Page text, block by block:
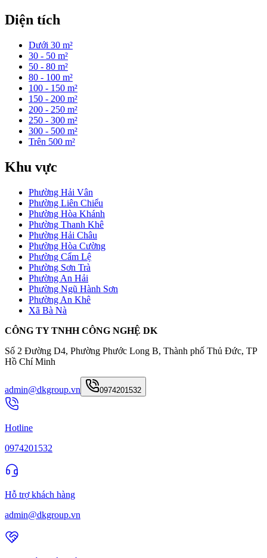
Diện tích
Dưới 30 m²
30 - 50 m²
50 - 80 m²
80 - 100 m²
100 - 150 m²
150 - 200 m²
200 - 250 m²
250 - 300 m²
300 - 500 m²
Trên 500 m²
Khu vực
Phường Hải Vân
Phường Liên Chiểu
Phường Hòa Khánh
Phường Thanh Khê
Phường Hải Châu
Phường Hòa Cường
Phường Cẩm Lệ
Phường Sơn Trà
Phường An Hải
Phường Ngũ Hành Sơn
Phường An Khê
Xã Bà Nà
CÔNG TY TNHH CÔNG NGHỆ DK
Số 2 Đường D4, Phường Phước Long B, Thành phố Thủ Đức, TP
Hồ Chí Minh
admin@dkgroup.vn 0974201532
Hotline
0974201532
Hỗ trợ khách hàng
admin@dkgroup.vn